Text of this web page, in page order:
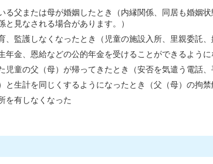
る父または母が婚姻したとき（内縁関係、同居も婚姻
と見なされる場合があります。）
、監護しなくなったとき（児童の施設入所、里親委託、
年金、恩給などの公的年金を受けることができるように
児童の父（母）が帰ってきたとき（安否を気遣う電話、
と生計を同じくするようになったとき（父（母）の拘禁
を有しなくなった